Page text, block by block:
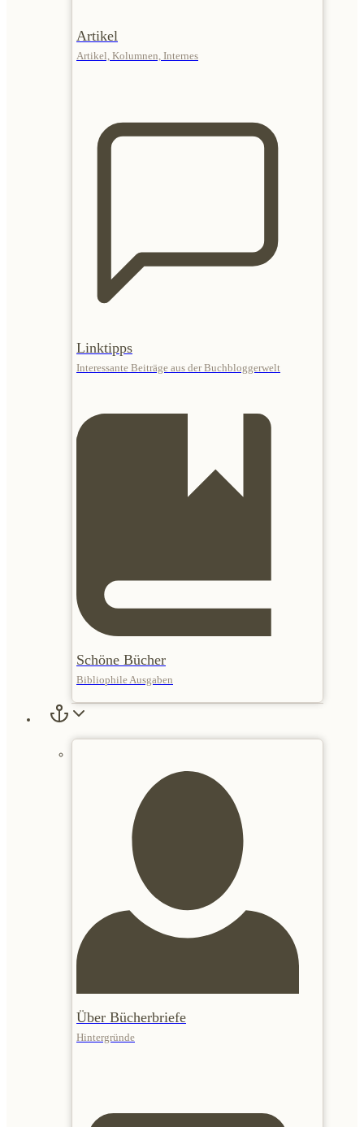
Artikel
Artikel, Kolumnen, Internes
Linktipps
Interessante Beiträge aus der Buchbloggerwelt
Schöne Bücher
Bibliophile Ausgaben
Über Bücherbriefe
Hintergründe